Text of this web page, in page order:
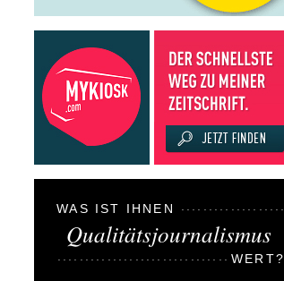
WAS IST IHNEN
Qualitätsjournalismus
WERT?